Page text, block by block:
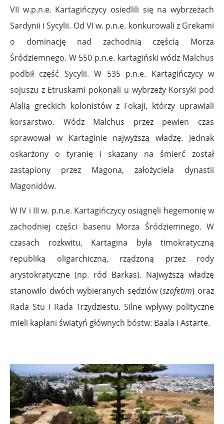
VII w.p.n.e. Kartagińczycy osiedlili się na wybrzeżach
Sardynii i Sycylii. Od VI w. p.n.e. konkurowali z Grekami
o dominację nad zachodnią częścią Morza
Śródziemnego. W 550 p.n.e. kartagiński wódz Malchus
podbił część Sycylii. W 535 p.n.e. Kartagińczycy w
sojuszu z Etruskami pokonali u wybrzeży Korsyki pod
Alalią greckich kolonistów z Fokaji, którzy uprawiali
korsarstwo. Wódz Malchus przez pewien czas
sprawował w Kartaginie najwyższą władzę. Jednak
oskarżony o tyranię i skazany na śmierć został
zastąpiony przez Magona, założyciela dynastii
Magonidów.
W IV i III w. p.n.e. Kartagińczycy osiągnęli hegemonię w
zachodniej części basenu Morza Śródziemnego. W
czasach rozkwitu, Kartagina była timokratyczną
republiką oligarchiczną, rządzoną przez rody
arystokratyczne (np. ród Barkas). Najwyższą władzę
stanowiło dwóch wybieranych sędziów (szofetim) oraz
Rada Stu i Rada Trzydziestu. Silne wpływy polityczne
mieli kapłani świątyń głównych bóstw: Baala i Astarte.